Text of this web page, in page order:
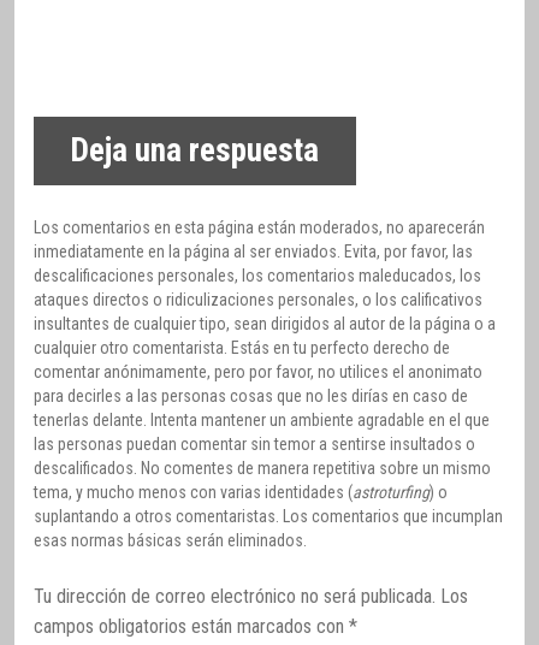
Deja una respuesta
Los comentarios en esta página están moderados, no aparecerán
inmediatamente en la página al ser enviados. Evita, por favor, las
descalificaciones personales, los comentarios maleducados, los
ataques directos o ridiculizaciones personales, o los calificativos
insultantes de cualquier tipo, sean dirigidos al autor de la página o a
cualquier otro comentarista. Estás en tu perfecto derecho de
comentar anónimamente, pero por favor, no utilices el anonimato
para decirles a las personas cosas que no les dirías en caso de
tenerlas delante. Intenta mantener un ambiente agradable en el que
las personas puedan comentar sin temor a sentirse insultados o
descalificados. No comentes de manera repetitiva sobre un mismo
tema, y mucho menos con varias identidades (astroturfing) o
suplantando a otros comentaristas. Los comentarios que incumplan
esas normas básicas serán eliminados.
Tu dirección de correo electrónico no será publicada. Los
campos obligatorios están marcados con *